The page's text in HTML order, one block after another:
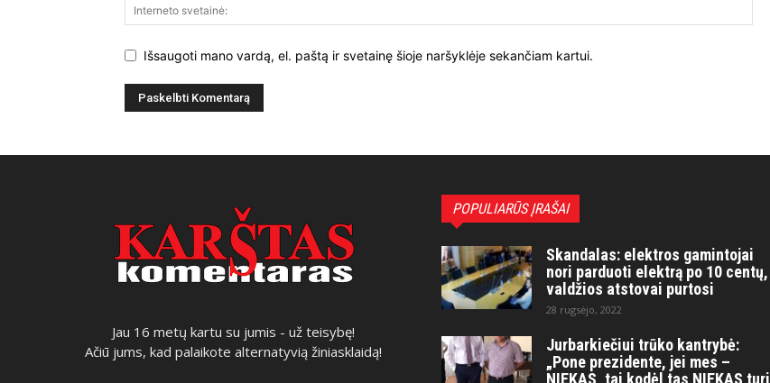
Išsaugoti mano vardą, el. paštą ir svetainę šioje naršyklėje sekančiam kartui.
Jau 16 metų kartu su jumis - už teisybę!
Ačiū jums, kad palaikote alternatyvią žiniasklaidą!
POPULIARŪS ĮRAŠAI
Skandalas: elektros gamintojai
nori parduoti elektrą po 10 centų,
valdžios atstovai purtosi
28 rugsėjo, 2022
Jurbarkiečiui trūko kantrybė:
„Pone prezidente, jei mes –
NIEKAS, tai kodėl tas NIEKAS turi